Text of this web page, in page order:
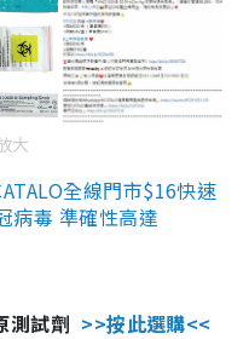
大
全線門市$16快速
病毒 準確性高達
測試劑 >>按此選購<<